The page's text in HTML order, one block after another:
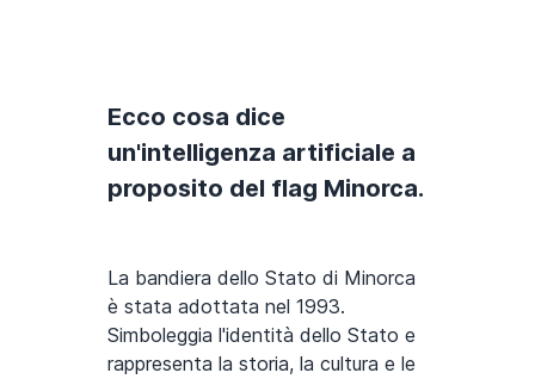
Ecco cosa dice
un'intelligenza artificiale a
proposito del flag Minorca.
La bandiera dello Stato di Minorca
è stata adottata nel 1993.
Simboleggia l'identità dello Stato e
rappresenta la storia, la cultura e le